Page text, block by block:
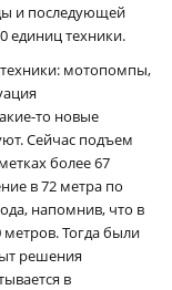
и последующей
единиц техники.
мотопомпы,
то новые
Сейчас подъем
более 67
в 72 метра по
напомнив, что в
метров. Тогда были
решения
в